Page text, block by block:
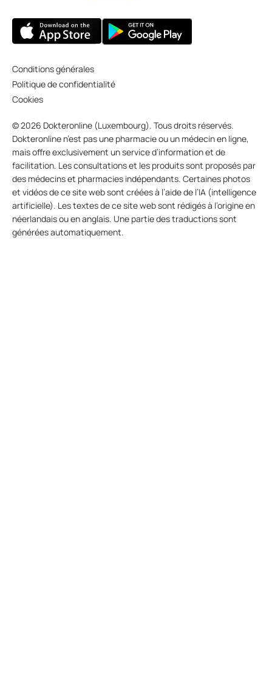
Conditions générales
Politique de confidentialité
Cookies
© 2026 Dokteronline (Luxembourg). Tous droits réservés.
Dokteronline n’est pas une pharmacie ou un médecin en ligne,
mais offre exclusivement un service d’information et de
facilitation. Les consultations et les produits sont proposés par
des médecins et pharmacies indépendants. Certaines photos
et vidéos de ce site web sont créées à l’aide de l’IA (intelligence
artificielle). Les textes de ce site web sont rédigés à l’origine en
néerlandais ou en anglais. Une partie des traductions sont
générées automatiquement.